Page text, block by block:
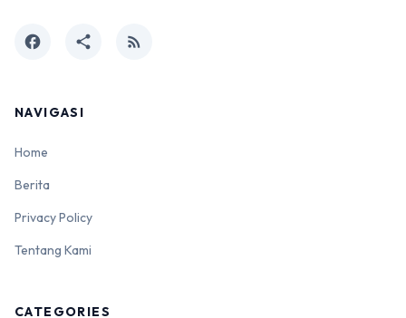
facebook share rss_feed
NAVIGASI
Home
Berita
Privacy Policy
Tentang Kami
CATEGORIES